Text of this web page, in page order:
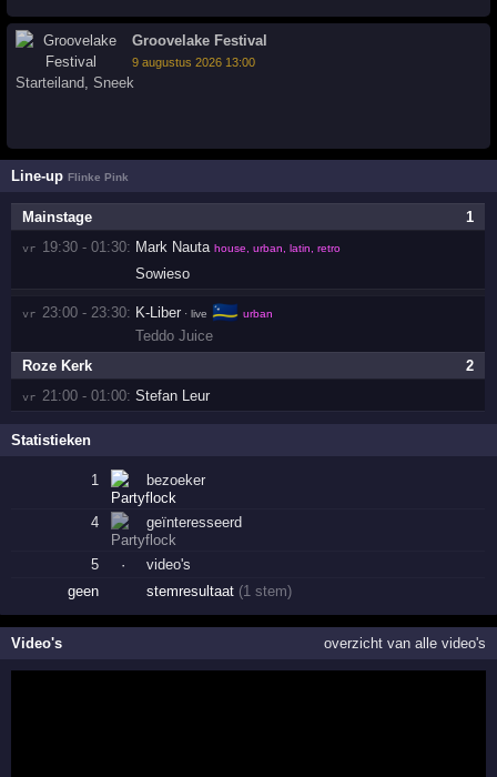
Groovelake Festival
9 augustus 2026 13:00
Starteiland,Sneek
Line-upFlinke Pink
1
Mainstage
vr 19:30 - 01:30: Mark Nauta house, urban, latin, retro
Sowieso
vr 23:00 - 23:30: K-Liber · live 🇨🇼 urban
Teddo Juice
2
Roze Kerk
vr 21:00 - 01:00: Stefan Leur
Statistieken
1 bezoeker
4 geïnteresseerd
5 ·
video's
geen
stemresultaat (1 stem)
Video's overzicht van alle video's